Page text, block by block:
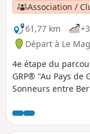
Association /
61,77 km
Départ à Le
4e étape du
GRP® "Au Pays de
Sonneurs entre